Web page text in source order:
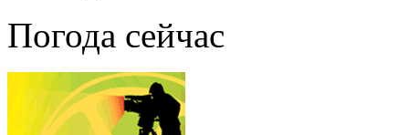
Погода сейчас